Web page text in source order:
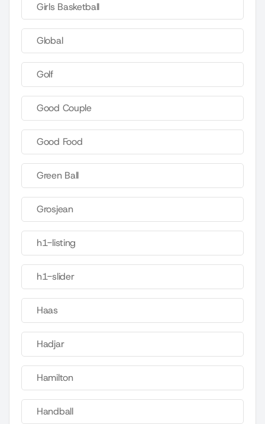
Girls Basketball
Global
Golf
Good Couple
Good Food
Green Ball
Grosjean
h1-listing
h1-slider
Haas
Hadjar
Hamilton
Handball